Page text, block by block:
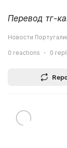
Перевод тг-
Новости
0 reactions 0